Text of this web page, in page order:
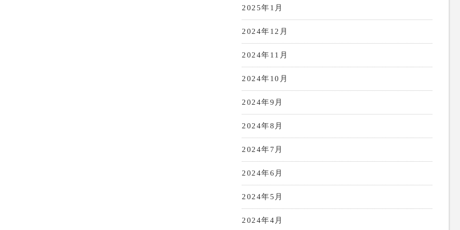
2025年1月
2024年12月
2024年11月
2024年10月
2024年9月
2024年8月
2024年7月
2024年6月
2024年5月
2024年4月